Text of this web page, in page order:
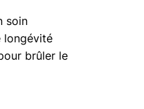
soin
longévité
brûler le